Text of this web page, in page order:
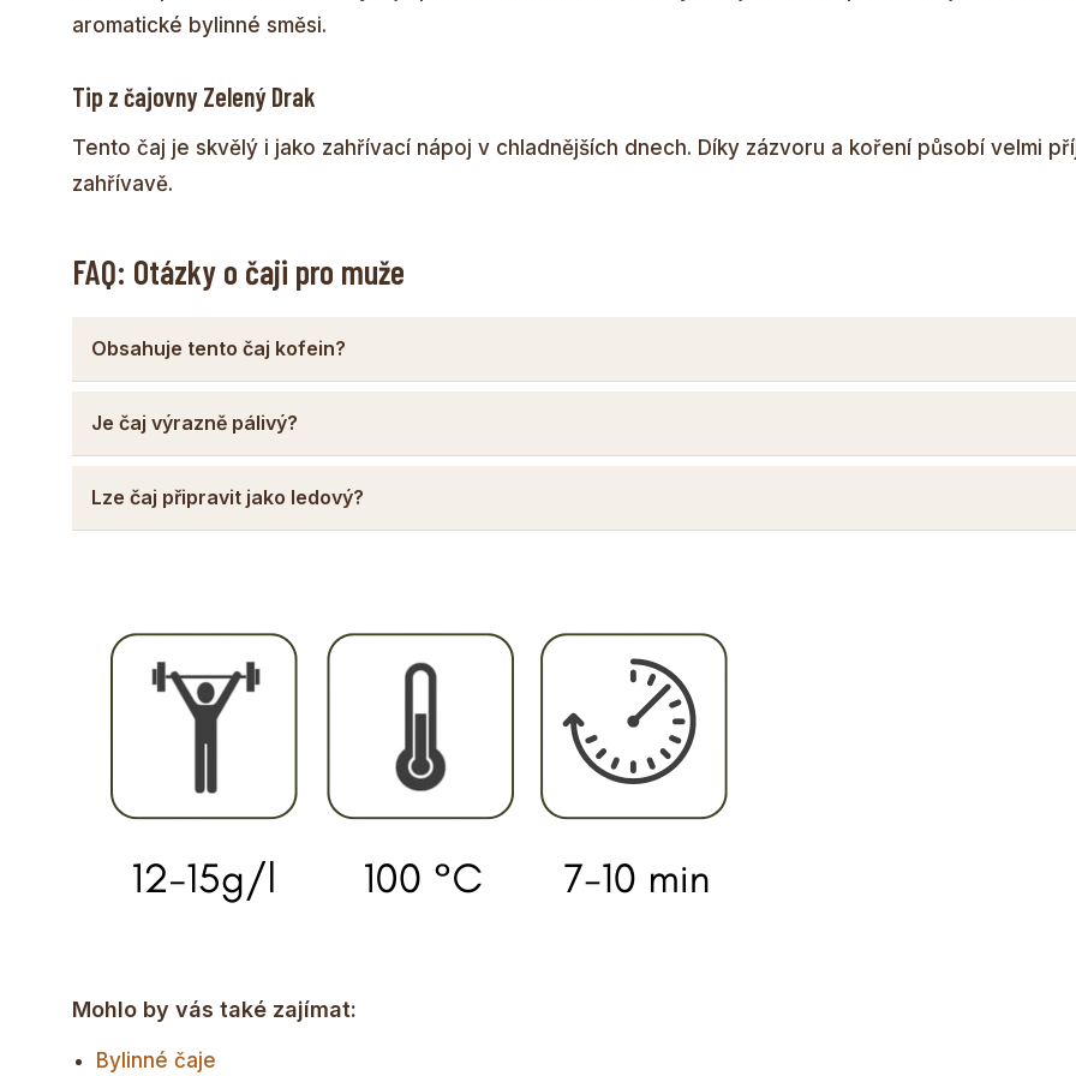
aromatické bylinné směsi.
Tip z čajovny Zelený Drak
Tento čaj je skvělý i jako zahřívací nápoj v chladnějších dnech. Díky zázvoru a koření působí velmi
zahřívavě.
FAQ: Otázky o čaji pro muže
Obsahuje tento čaj kofein?
Je čaj výrazně pálivý?
Lze čaj připravit jako ledový?
Mohlo by vás také zajímat:
Bylinné čaje